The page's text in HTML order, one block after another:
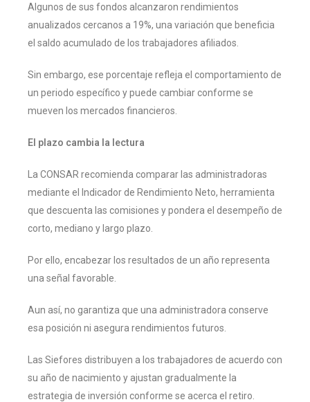
Algunos de sus fondos alcanzaron rendimientos
anualizados cercanos a 19%, una variación que beneficia
el saldo acumulado de los trabajadores afiliados.
Sin embargo, ese porcentaje refleja el comportamiento de
un periodo específico y puede cambiar conforme se
mueven los mercados financieros.
El plazo cambia la lectura
La CONSAR recomienda comparar las administradoras
mediante el Indicador de Rendimiento Neto, herramienta
que descuenta las comisiones y pondera el desempeño de
corto, mediano y largo plazo.
Por ello, encabezar los resultados de un año representa
una señal favorable.
Aun así, no garantiza que una administradora conserve
esa posición ni asegura rendimientos futuros.
Las Siefores distribuyen a los trabajadores de acuerdo con
su año de nacimiento y ajustan gradualmente la
estrategia de inversión conforme se acerca el retiro.